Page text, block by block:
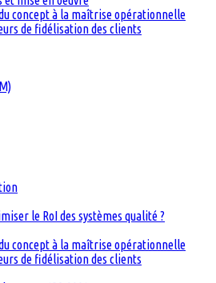
concept à la maîtrise opérationnelle
de fidélisation des clients
le RoI des systèmes qualité ?
concept à la maîtrise opérationnelle
de fidélisation des clients